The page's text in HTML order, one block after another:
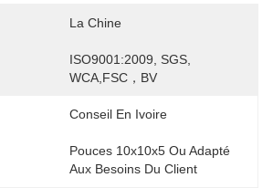
La Chine
ISO9001:2009, SGS,
WCA,FSC，BV
Conseil En Ivoire
Pouces 10x10x5 Ou Adapté
Aux Besoins Du Client